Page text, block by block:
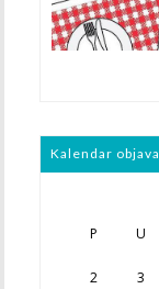
Kalendar objava
P U
2
3